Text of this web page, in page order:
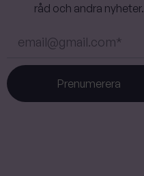
råd och andra nyheter.
Prenumerera